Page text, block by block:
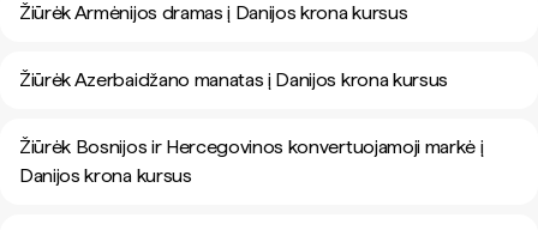
Žiūrėk Armėnijos dramas į Danijos krona kursus
Žiūrėk Azerbaidžano manatas į Danijos krona kursus
Žiūrėk Bosnijos ir Hercegovinos konvertuojamoji markė į
Danijos krona kursus